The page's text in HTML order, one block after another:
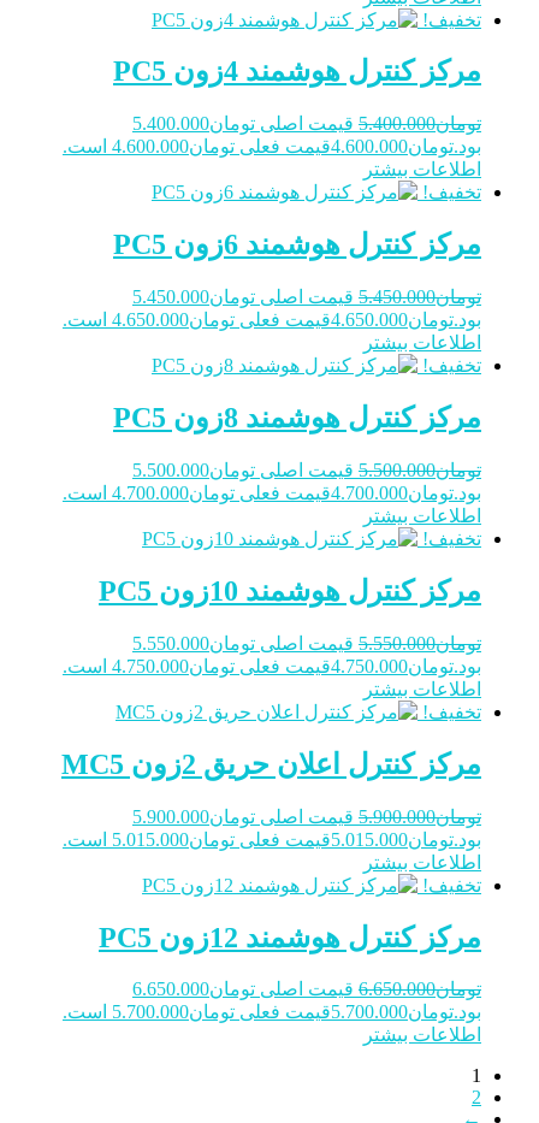
تخفیف!
مرکز کنترل هوشمند 4زون PC5
تومان5.400.000
قیمت اصلی تومان5.400.000
بود.تومان4.600.000قیمت فعلی تومان4.600.000 است.
اطلاعات بیشتر
تخفیف!
مرکز کنترل هوشمند 6زون PC5
تومان5.450.000
قیمت اصلی تومان5.450.000
بود.تومان4.650.000قیمت فعلی تومان4.650.000 است.
اطلاعات بیشتر
تخفیف!
مرکز کنترل هوشمند 8زون PC5
تومان5.500.000
قیمت اصلی تومان5.500.000
بود.تومان4.700.000قیمت فعلی تومان4.700.000 است.
اطلاعات بیشتر
تخفیف!
مرکز کنترل هوشمند 10زون PC5
تومان5.550.000
قیمت اصلی تومان5.550.000
بود.تومان4.750.000قیمت فعلی تومان4.750.000 است.
اطلاعات بیشتر
تخفیف!
مرکز کنترل اعلان حریق 2زون MC5
تومان5.900.000
قیمت اصلی تومان5.900.000
بود.تومان5.015.000قیمت فعلی تومان5.015.000 است.
اطلاعات بیشتر
تخفیف!
مرکز کنترل هوشمند 12زون PC5
تومان6.650.000
قیمت اصلی تومان6.650.000
بود.تومان5.700.000قیمت فعلی تومان5.700.000 است.
اطلاعات بیشتر
1
2